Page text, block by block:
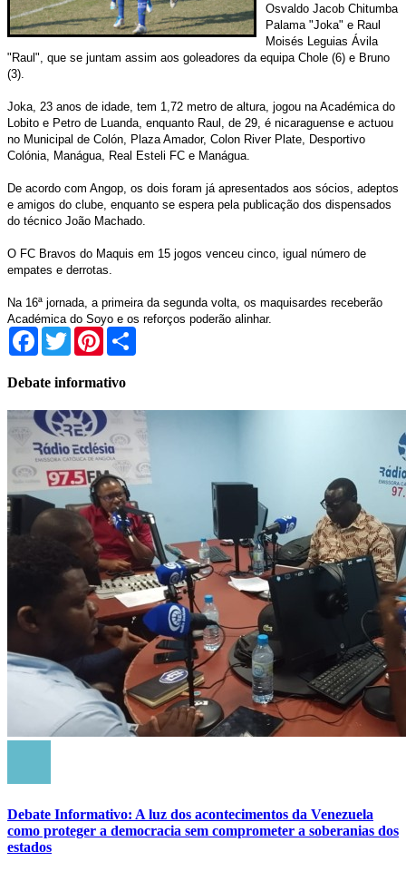
Osvaldo Jacob Chitumba
Palama "Joka" e Raul
Moisés Leguias Ávila
"Raul", que se juntam assim aos goleadores da equipa Chole (6) e Bruno
(3).
Joka, 23 anos de idade, tem 1,72 metro de altura, jogou na Académica do
Lobito e Petro de Luanda, enquanto Raul, de 29, é nicaraguense e actuou
no Municipal de Colón, Plaza Amador, Colon River Plate, Desportivo
Colónia, Manágua, Real Esteli FC e Manágua.
De acordo com Angop, os dois foram já apresentados aos sócios, adeptos
e amigos do clube, enquanto se espera pela publicação dos dispensados
do técnico João Machado.
O FC Bravos do Maquis em 15 jogos venceu cinco, igual número de
empates e derrotas.
Na 16ª jornada, a primeira da segunda volta, os maquisardes receberão
Académica do Soyo e os reforços poderão alinhar.
Facebook
TwitterPinterest
Debate informativo
Debate Informativo: A luz dos acontecimentos da Venezuela
como proteger a democracia sem comprometer a soberanias dos
estados